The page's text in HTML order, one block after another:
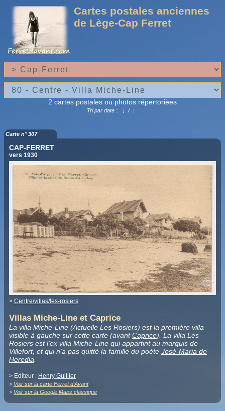
Cartes postales anciennes
de Lège-Cap Ferret
2 cartes postales ou photos répertorièes
Tri par date : ↓ /↑
Carte n° 307
CAP-FERRET
vers 1930
> Centre/villas/les-rosiers
Villas Miche-Line et Caprice
La villa Miche-Line (Actuelle Les Rosiers) est la première villa
visible à gauche sur cette carte (avantCaprice). La villa Les
Rosiers est l'ex villa Miche-Line qui appartint au marquis de
Villefort, et qui n'a pas quitté la famille du poète José-Maria de
Heredia
> Editeur : Henry Guillier
> Voir sur la carte Ferret d'Avant
> Voir sur la Google Maps classique